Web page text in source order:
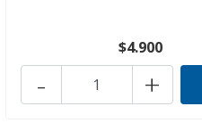
$4.900
+
-